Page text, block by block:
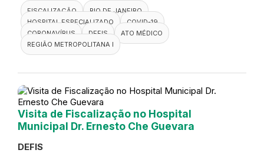
FISCALIZAÇÃO
RIO DE JANEIRO
HOSPITAL ESPECIALIZADO
COVID-19
CORONAVÍRUS
DEFIS
ATO MÉDICO
REGIÃO METROPOLITANA I
Visita de Fiscalização no Hospital
Municipal Dr. Ernesto Che Guevara
DEFIS